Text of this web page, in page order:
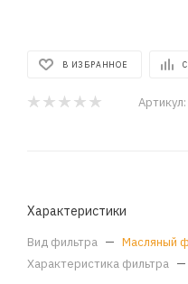
В ИЗБРАННОЕ
Артикул:
Характеристики
Вид фильтра — Масляный
Характеристика фильтра —